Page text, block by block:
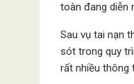
toàn đang diễn
Sau vụ tai nạn
sót trong quy
rất nhiều thông